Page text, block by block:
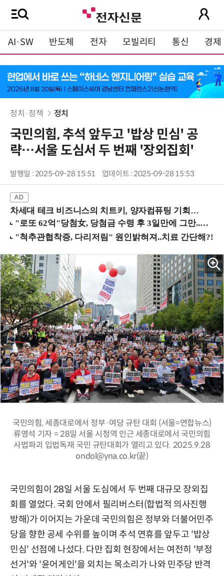
AI·SW 반도체 전자 모빌리티 통신 경제
정치·정책 정치
국민의힘, 추석 앞두고 '밥상 민심' 공
략…서울 도심서 두 번째 '장외집회'
발행일 : 2025-09-28 15:51 업데이트 : 2025-09-28 15:53
차세대 테크 비즈니스의 치트키, 양자컴퓨팅 기회를 선점하라! (8/28 강남역)
국민의힘, 세종대로에서 정부·여당 규탄 대회 (서울=연합뉴스)
류영석 기자 = 28일 서울 시청역 인근 세종대로에서 국민의힘
사법파괴 입법독재 국민 규탄대회가 열리고 있다. 2025.9.28
ondol@yna.co.kr(끝)
국민의힘이 28일 서울 도심에서 두 번째 대규모 장외집
회를 열었다. 국회 안에서 필리버스터(합법적 의사진행
방해)가 이어지는 가운데 국민의힘은 정부와 더불어민주
당을 향한 공세 수위를 높이며 추석 연휴를 앞두고 '밥상
민심' 선점에 나섰다. 다만 집회 현장에서는 여전히 '부정
선거'와 '윤어게인'을 외치는 목소리가 나와 민주당 반격